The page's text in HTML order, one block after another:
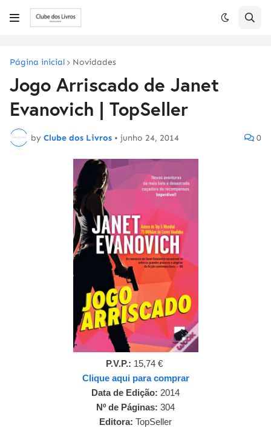
Página inicial Novidades
Jogo Arriscado de Janet
Evanovich | TopSeller
by Clube dos Livros • junho 24, 2014 0
P.V.P.: 15,74 €
Clique aqui para comprar
Data de Edição: 2014
Nº de Páginas: 304
Editora: TopSeller